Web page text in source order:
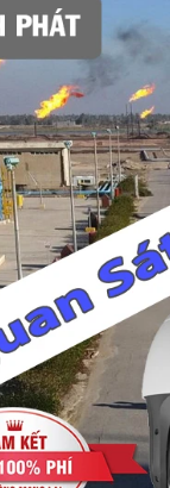
Rõ Nét